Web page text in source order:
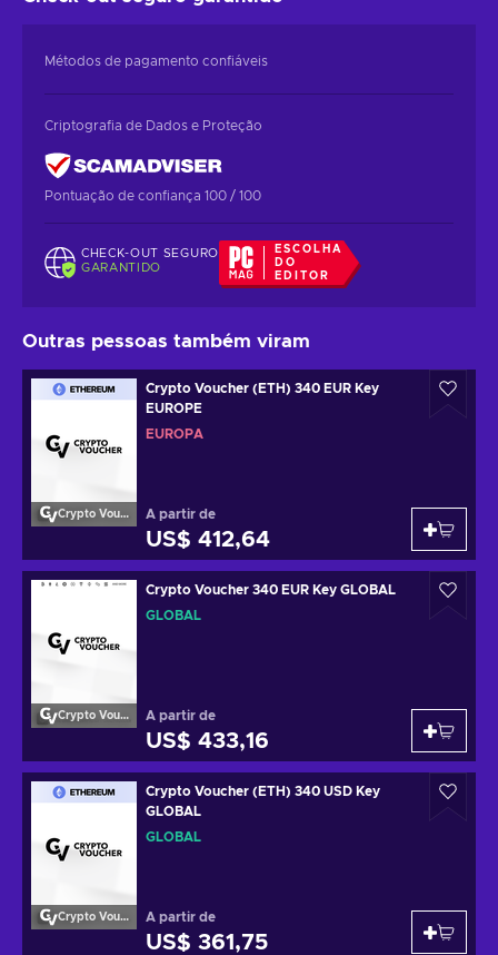
Métodos de pagamento confiáveis
Criptografia de Dados e Proteção
Pontuação de confiança 100 / 100
CHECK-OUT SEGURO
GARANTIDO
ESCOLHA
DO
EDITOR
Outras pessoas também viram
Crypto Voucher
Crypto Voucher (ETH) 340 EUR Key
EUROPE
EUROPA
A partir de
US$ 412,64
Crypto Voucher
Crypto Voucher 340 EUR Key GLOBAL
GLOBAL
A partir de
US$ 433,16
Crypto Voucher
Crypto Voucher (ETH) 340 USD Key
GLOBAL
GLOBAL
A partir de
US$ 361,75